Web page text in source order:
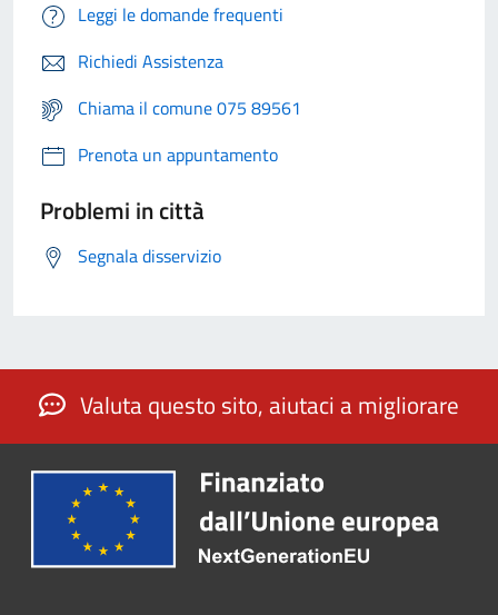
Leggi le domande frequenti
Richiedi Assistenza
Chiama il comune 075 89561
Prenota un appuntamento
Problemi in città
Segnala disservizio
Valuta questo sito, aiutaci a migliorare